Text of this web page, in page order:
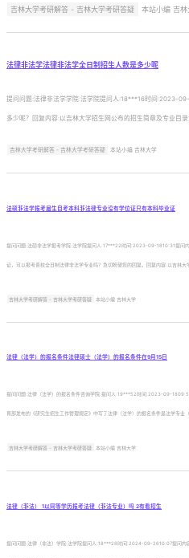
吉林大学考研解答 - 吉林大学考研答疑 本站小编 吉林
法律非法学法律非法学全日制招生人数是多少呢
提问问题:法律非法学学院:法学院提问人:18***16时间:2023-
多少呢？回复内容:以吉林大学招生网公布的招生简章及专业目
吉林大学考研解答 - 吉林大学考研答疑 本站小编 吉林大学
法硕非法学报考届生自考本科非法律专业没有学位证只有本科毕业证
提问问题:法硕非法学报考学院:法学院提问人:17***22时间:2023-09-1810:31提问
证，可以报考贵校全日制法律非法学专业吗？急切盼望您的回复。回复内容:以吉林
吉林大学考研解答 - 吉林大学考研答疑 本站小编 吉林大学
法律（法学）的报名条件法律硕士（法学）的报名条件在9月15日
提问问题:法律（法学）的报名条件咨询学院:提问人:19***52时间:2023-09-
育部发布的《研究生招生工作管理规定》中写了法律（法学）的报名条件是法学专业
吉林大学考研解答 - 吉林大学考研答疑 本站小编 吉林大学
法律（非法） 1以同等学历报考法律（非法专业）吗 2有看招生
提问问题:法律（非法）学院:法学院提问人:18***28时间:2024-09-2610:07提问内